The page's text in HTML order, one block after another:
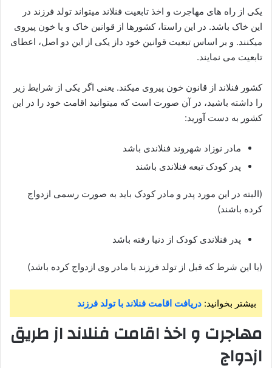
یکی از راه های مهاجرت و اخذ تابعیت فنلاند میتواند تولد فرزند در
این خاک باشد. در این راستا، کشورها از قوانین خاک و یا خون پیروی
میکنند. و بر اساس تبعیت قوانین خود داز یکی از این دو اصل، اعطای
تابعیت می نمایند.
کشور فنلاند از قانون خون پیروی میکند. یعنی اگر یکی از شرایط زیر
را داشته باشید، در آن صورت است که میتوانید اقامت خود را در این
کشور به دست آورید:
مادر نوزاد شهروند فنلاندی باشد
پدر کودک تبعه فنلاندی باشند
(البته در این مورد پدر و مادر کودک باید به صورت رسمی ازدواج
کرده باشند)
پدر فنلاندی کودک از دنیا رفته باشد
(با این شرط که قبل از تولد فرزند با مادر وی ازدواج کرده باشد)
بیشتر بخوانید: دریافت اقامت فنلاند با تولد فرزند
مهاجرت و اخذ اقامت فنلاند از طریق
ازدواج